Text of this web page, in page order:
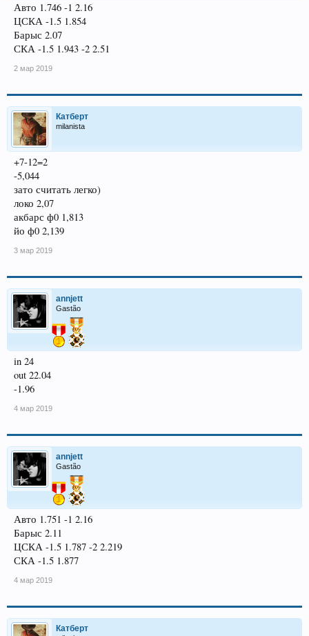
Авто 1.746 -1 2.16
ЦСКА -1.5 1.854
Барыс 2.07
СКА -1.5 1.943 -2 2.51
2 мар 2019
Катберт
milanista
+7-12=2
-5,044
зато считать легко)
локо 2,07
акбарс ф0 1,813
йо ф0 2,139
3 мар 2019
annjett
Gastão
in 24
out 22.04
-1.96
4 мар 2019
annjett
Gastão
Авто 1.751 -1 2.16
Барыс 2.11
ЦСКА -1.5 1.787 -2 2.219
СКА -1.5 1.877
4 мар 2019
Катберт